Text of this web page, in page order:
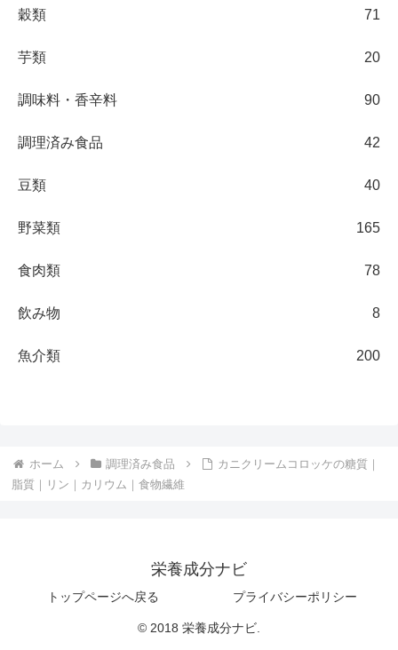
穀類 71
芋類 20
調味料・香辛料 90
調理済み食品 42
豆類 40
野菜類 165
食肉類 78
飲み物 8
魚介類 200
ホーム 調理済み食品
カニクリームコロッケの糖質｜
脂質｜リン｜カリウム｜食物繊維
栄養成分ナビ
トップページへ戻る プライバシーポリシー
© 2018 栄養成分ナビ.